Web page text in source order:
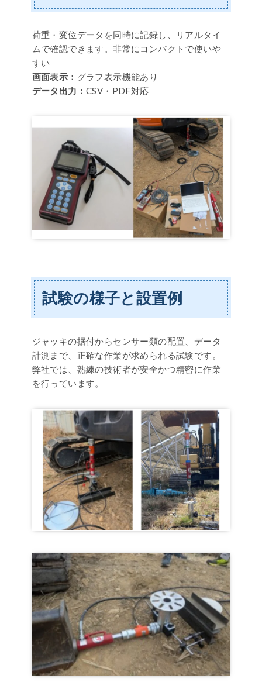
荷重・変位データを同時に記録し、リアルタイ
ムで確認できます。非常にコンパクトで使いや
すい
画面表示： グラフ表示機能あり
データ出力：CSV・PDF対応
試験の様子と設置例
ジャッキの据付からセンサー類の配置、データ
計測まで、正確な作業が求められる試験です。
弊社では、熟練の技術者が安全かつ精密に作業
を行っています。